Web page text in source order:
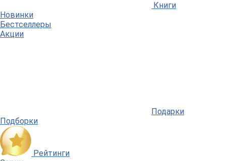
Книги
Новинки
Бестселлеры
Акции
Подарки
Подборки
Рейтинги